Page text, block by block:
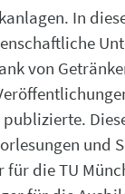
In
von
und
für die TU